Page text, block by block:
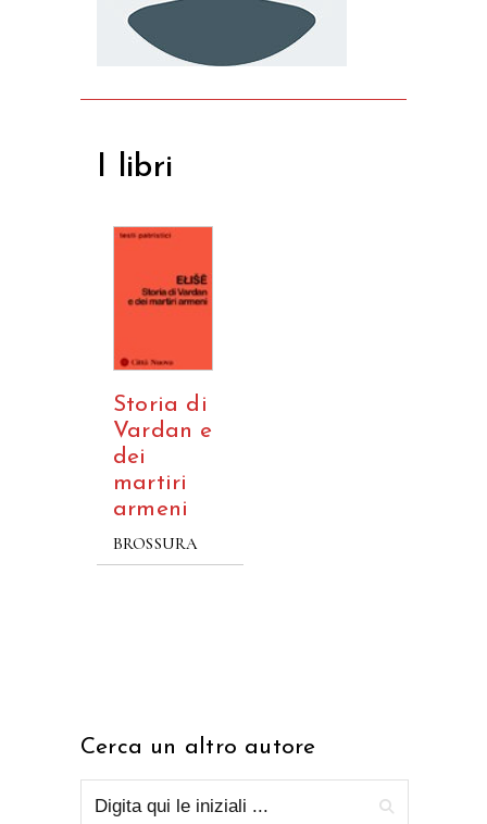
I libri
Storia di
Vardan e
dei
martiri
armeni
BROSSURA
Cerca un altro autore